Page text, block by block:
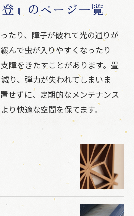
』のページ一覧
たり、障子が破れて光の通りが
んで虫が入りやすくなったり
障をきたすことがあります。畳
り、弾力が失われてしまいま
せずに、定期的なメンテナンス
り快適な空間を保てます。